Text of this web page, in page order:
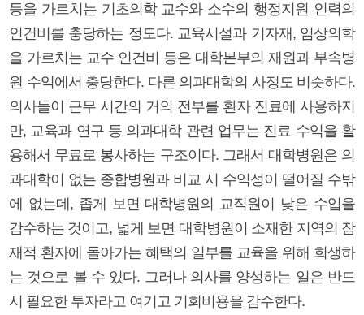
등을 가르치는 기초의학 교수와 소수의 행정지원 인력의
인건비를 충당하는 정도다. 교육시설과 기자재, 임상의학
을 가르치는 교수 인건비 등은 대학본부의 재원과 부속병
원 수익에서 충당한다. 다른 의과대학의 사정도 비슷하다.
의사들이 근무 시간의 거의 전부를 환자 진료에 사용하지
만, 교육과 연구 등 의과대학 관련 업무는 진료 수익을 활
용해서 무료로 봉사하는 구조이다. 그래서 대학병원은 의
과대학이 없는 종합병원과 비교 시 수익성이 떨어질 수밖
에 없는데, 좁게 보면 대학병원의 교직원이 낮은 수입을
감수하는 것이고, 넓게 보면 대학병원이 소재한 지역의 잠
재적 환자에 돌아가는 혜택의 일부를 교육을 위해 희생하
는 것으로 볼 수 있다. 그러나 의사를 양성하는 일은 반드
시 필요한 투자라고 여기고 기회비용을 감수한다.